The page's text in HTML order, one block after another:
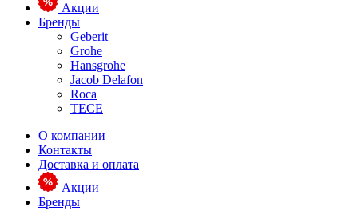
Акции
Бренды
Geberit
Grohe
Hansgrohe
Jacob Delafon
Roca
TECE
О компании
Контакты
Доставка и оплата
Акции
Бренды